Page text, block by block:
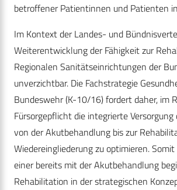
betroffener Patientinnen und Patienten
Im Kontext der Landes- und
Weiterentwicklung der Fähigkeit zur
Regionalen Sanitätseinrichtungen der
unverzichtbar. Die Fachstrategie
Bundeswehr (K-10/16) fordert daher, im
Fürsorgepflicht die integrierte
von der Akutbehandlung bis zur
Wiedereingliederung zu optimieren.
einer bereits mit der Akutbehandlung
Rehabilitation in der strategischen